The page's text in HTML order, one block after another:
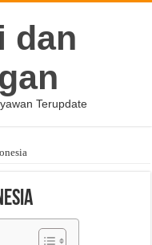
dan
Terupdate